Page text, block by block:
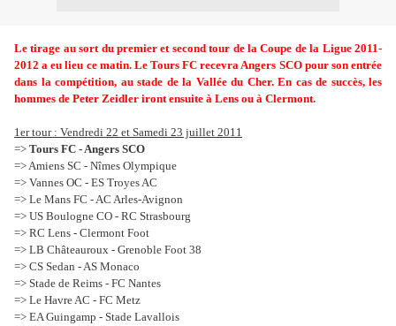
Le tirage au sort du premier et second tour de la Coupe de la Ligue 2011-
2012 a eu lieu ce matin. Le Tours FC recevra Angers SCO pour son entrée
dans la compétition, au stade de la Vallée du Cher. En cas de succès, les
hommes de Peter Zeidler iront ensuite à Lens ou à Clermont.
1er tour : Vendredi 22 et Samedi 23 juillet 2011
=> Tours FC - Angers SCO
=> Amiens SC - Nîmes Olympique
=> Vannes OC - ES Troyes AC
=> Le Mans FC - AC Arles-Avignon
=> US Boulogne CO - RC Strasbourg
=> RC Lens - Clermont Foot
=> LB Châteauroux - Grenoble Foot 38
=> CS Sedan - AS Monaco
=> Stade de Reims - FC Nantes
=> Le Havre AC - FC Metz
=> EA Guingamp - Stade Lavallois